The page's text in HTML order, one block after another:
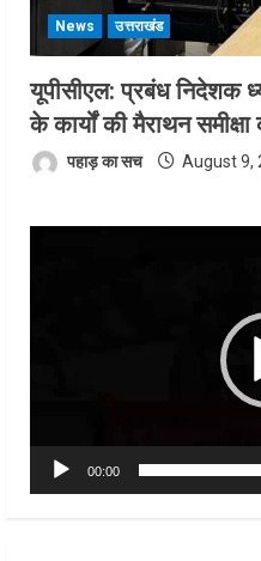
News उत्तराखंड
यूपीसीएल: प्रबंध निदेशक
के कार्यों की मैराथन समीक्षा
पहाड़ का सच August 9,
00:00